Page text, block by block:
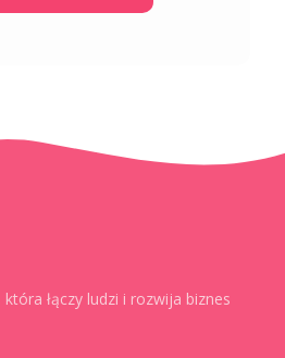
łączy ludzi i rozwija biznes